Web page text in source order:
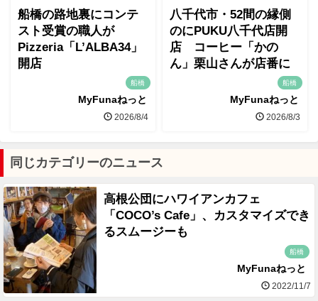
船橋の路地裏にコンテ
スト受賞の職人が
Pizzeria「L’ALBA34」
開店
船橋
MyFunaねっと
2026/8/4
八千代市・52間の縁側
のにPUKU八千代店開
店 コーヒー「かの
ん」栗山さんが店番に
船橋
MyFunaねっと
2026/8/3
同じカテゴリーのニュース
高根公団にハワイアンカフェ
「COCO’s Cafe」、カスタマイズでき
るスムージーも
船橋
MyFunaねっと
2022/11/7